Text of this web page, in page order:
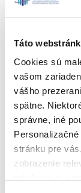
Táto
Cookies sú
vašom
vášho
spätne.
správne, iné
stránku pre
zobrazenie
Blog